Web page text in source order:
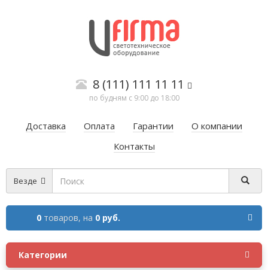
8 (111) 111 11 11
по будням с 9:00 до 18:00
Доставка Оплата Гарантии
О компании
Контакты
Везде
0 товаров, на 0 руб.
Категории